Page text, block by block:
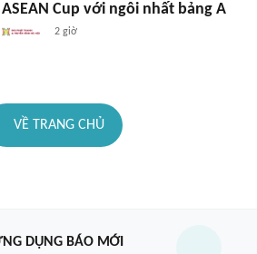
ASEAN Cup với ngôi nhất bảng A
2 giờ
VỀ TRANG CHỦ
DỤNG BÁO MỚI